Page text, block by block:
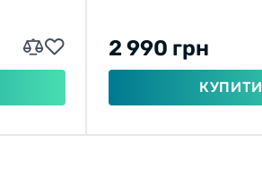
2 990 грн
КУПИТИ